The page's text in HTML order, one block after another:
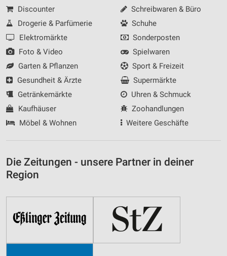
Discounter
Drogerie & Parfümerie
Elektromärkte
Foto & Video
Garten & Pflanzen
Gesundheit & Ärzte
Getränkemärkte
Kaufhäuser
Möbel & Wohnen
Schreibwaren & Büro
Schuhe
Sonderposten
Spielwaren
Sport & Freizeit
Supermärkte
Uhren & Schmuck
Zoohandlungen
Weitere Geschäfte
Die Zeitungen - unsere Partner in deiner
Region